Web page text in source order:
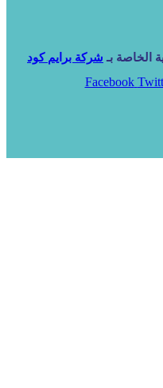
الخاصة بـ شركة برايم كود
Facebook